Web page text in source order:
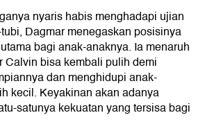
nyaris habis menghadapi ujian
Dagmar menegaskan posisinya
bagi anak-anaknya. Ia menaruh
Calvin bisa kembali pulih demi
dan menghidupi anak-
kecil. Keyakinan akan adanya
satunya kekuatan yang tersisa bagi